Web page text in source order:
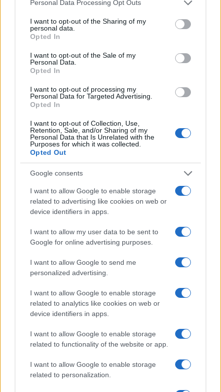
Personal Data Processing Opt Outs
I want to opt-out of the Sharing of my
personal data.
Opted In
I want to opt-out of the Sale of my
Personal Data.
Opted In
I want to opt-out of processing my
Personal Data for Targeted Advertising.
Opted In
I want to opt-out of Collection, Use,
Retention, Sale, and/or Sharing of my
Personal Data that Is Unrelated with the
Purposes for which it was collected.
Opted Out
Google consents
I want to allow Google to enable storage
related to advertising like cookies on web or
device identifiers in apps.
I want to allow my user data to be sent to
Google for online advertising purposes.
I want to allow Google to send me
personalized advertising.
I want to allow Google to enable storage
related to analytics like cookies on web or
device identifiers in apps.
I want to allow Google to enable storage
related to functionality of the website or app.
I want to allow Google to enable storage
related to personalization.
avesse “affrontato la questione in modo
soddisfacente” ( “satisfactorily” ). Come capisce
bene la corrispondente de
, il passaggio è
sino ad allora non c’era. Pure Conte potrebbe dirsi
contento, in quanto l’introduzione dell’avverbio
‘satisfactorily’
è compensata da due contro-
concessioni, rispetto alla stessa proposta italiana
del giorno prima: che il voto nel Consiglio-Ue a
maggioranza qualificata rafforzata riguardi la
approvazione dei piani iniziali ma non più la
autorizzazione dei singoli pagamenti, eppoi che il
Consiglio-Europeo non debba più esprimere un
‘positive assessment’
. La questione potrebbe dirsi
risolta, ma Conte sceglie di dare inizio ad uno
spettacolo a beneficio di telecamera, con un tweet
in cui mostra una foto che lo ritrae affianco dei
‘grandi’ ed insulta iFrugali.
La seconda bozza Michel viene incontro pure agli
Frugali: tutti insieme portano a casa la
(contro una opposizione
francese svogliata, perché così li conserva pure la
Germania), la conservazione di una quota dei dazi
doganali raccolti per conto dell’Ue, nonché la
riduzione dei grantda 500 a 450 miliardi.
abbastanza bene, le cose vanno nella giusta
direzione”), un diplomatico olandese descrive